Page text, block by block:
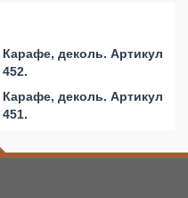
Карафе, деколь. Артикул
452.
Карафе, деколь. Артикул
451.